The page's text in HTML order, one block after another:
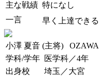
主な戦績 特になし
一言
早く上達でき
小澤 夏音 (主将)
学科/学年 医学科／4年
出身校
埼玉／大宮